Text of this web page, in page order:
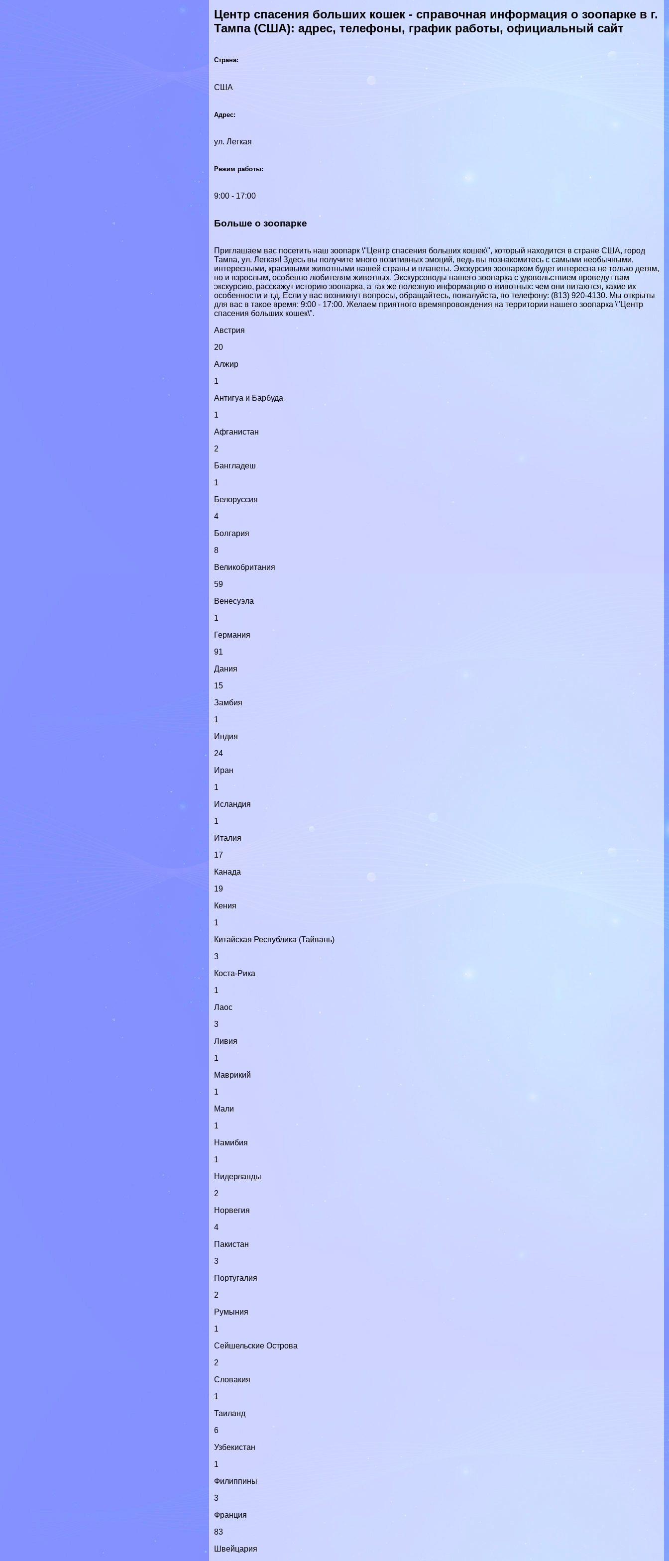
Центр спасения больших кошек - справочная информация о зоопарке в г.
Тампа (США): адрес, телефоны, график работы, официальный сайт
Страна:
США
Адрес:
ул. Легкая
Режим работы:
9:00 - 17:00
Больше о зоопарке
Приглашаем вас посетить наш зоопарк \"Центр спасения больших кошек\", который находится в стране США, город
Тампа, ул. Легкая! Здесь вы получите много позитивных эмоций, ведь вы познакомитесь с самыми необычными,
интересными, красивыми животными нашей страны и планеты. Экскурсия зоопарком будет интересна не только детям,
но и взрослым, особенно любителям животных. Экскурсоводы нашего зоопарка с удовольствием проведут вам
экскурсию, расскажут историю зоопарка, а так же полезную информацию о животных: чем они питаются, какие их
особенности и т.д. Если у вас возникнут вопросы, обращайтесь, пожалуйста, по телефону: (813) 920-4130‎. Мы открыты
для вас в такое время: 9:00 - 17:00. Желаем приятного времяпровождения на территории нашего зоопарка \"Центр
спасения больших кошек\".
Австрия
20
Алжир
1
Антигуа и Барбуда
1
Афганистан
2
Бангладеш
1
Белоруссия
4
Болгария
8
Великобритания
59
Венесуэла
1
Германия
91
Дания
15
Замбия
1
Индия
24
Иран
1
Исландия
1
Италия
17
Канада
19
Кения
1
Китайская Республика (Тайвань)
3
Коста-Рика
1
Лаос
3
Ливия
1
Маврикий
1
Мали
1
Намибия
1
Нидерланды
2
Норвегия
4
Пакистан
3
Португалия
2
Румыния
1
Сейшельские Острова
2
Словакия
1
Таиланд
6
Узбекистан
1
Филиппины
3
Франция
83
Швейцария